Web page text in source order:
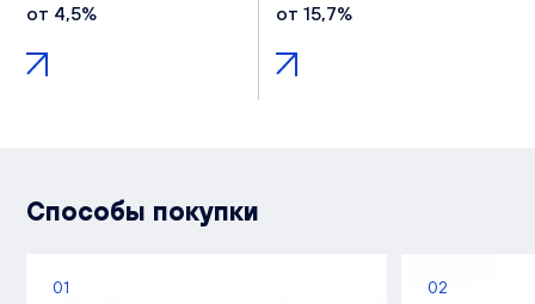
от 4,5%
от 15,7%
Способы покупки
01 02